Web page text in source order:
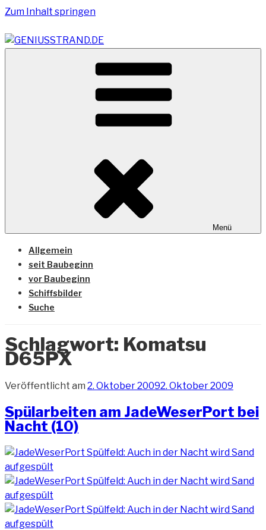
Zum Inhalt springen
GENIUSSTRAND.DE
Vom Geniusstrand zum JadeWeserPort/Container
Terminal Wilhelmshaven
Menü
Allgemein
seit Baubeginn
vor Baubeginn
Schiffsbilder
Suche
Schlagwort: Komatsu
D65PX
Veröffentlicht am 2. Oktober 20092. Oktober 2009
Spülarbeiten am JadeWeserPort bei
Nacht (10)